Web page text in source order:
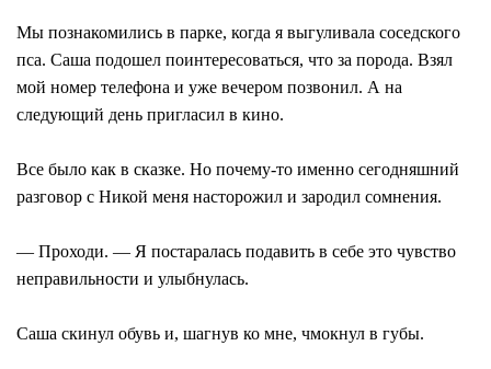
Мы познакомились в парке, когда я выгуливала соседского
пса. Саша подошел поинтересоваться, что за порода. Взял
мой номер телефона и уже вечером позвонил. А на
следующий день пригласил в кино.
Все было как в сказке. Но почему-то именно сегодняшний
разговор с Никой меня насторожил и зародил сомнения.
— Проходи. — Я постаралась подавить в себе это чувство
неправильности и улыбнулась.
Саша скинул обувь и, шагнув ко мне, чмокнул в губы.